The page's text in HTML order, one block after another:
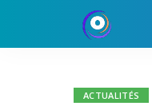
ACTUALITÉS